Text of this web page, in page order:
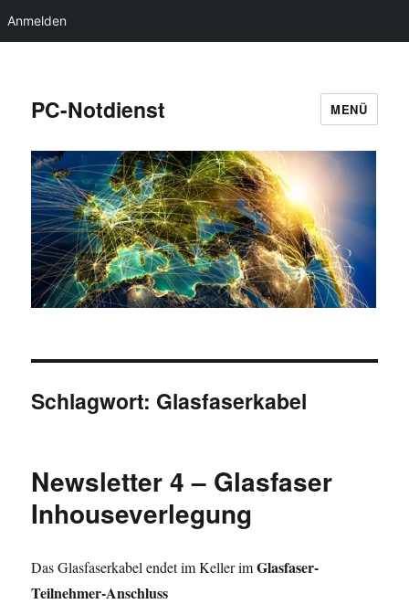
Anmelden
PC-Notdienst MENÜ
Schlagwort: Glasfaserkabel
Newsletter 4 – Glasfaser
Inhouseverlegung
Das Glasfaserkabel endet im Keller imGlasfaser-
Teilnehmer-Anschluss